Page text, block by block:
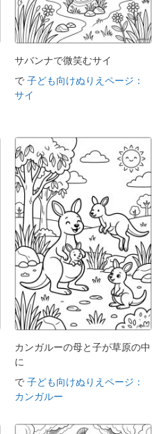
サバンナで微笑むサイ
で 子ども向けぬりえページ：
サイ
カンガルーの母と子が草原の中
に
で 子ども向けぬりえページ：
カンガルー